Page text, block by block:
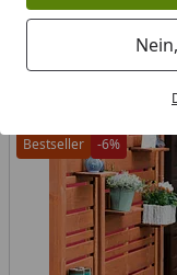
Filter / Sortierung
Bestseller -6%